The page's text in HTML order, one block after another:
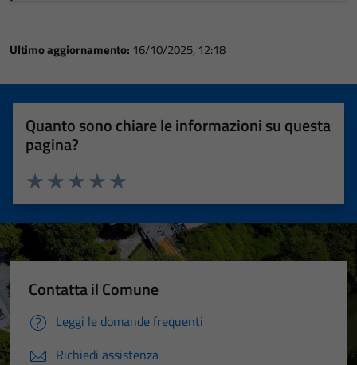
Ultimo aggiornamento: 16/10/2025, 12:18
Quanto sono chiare le informazioni su questa
pagina?
Valuta 5 stelle su 5
Valuta 4 stelle su 5
Valuta 3 stelle su 5
Valuta 2 stelle su 5
Valuta 1 stelle su 5
Contatta il Comune
Leggi le domande frequenti
Richiedi assistenza